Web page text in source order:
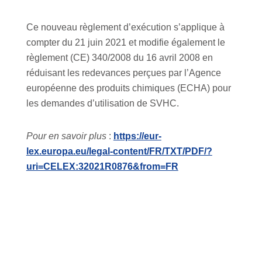
Ce nouveau règlement d’exécution s’applique à
compter du 21 juin 2021 et modifie également le
règlement (CE) 340/2008 du 16 avril 2008 en
réduisant les redevances perçues par l’Agence
européenne des produits chimiques (ECHA) pour
les demandes d’utilisation de SVHC.
Pour en savoir plus : https://eur-
lex.europa.eu/legal-content/FR/TXT/PDF/?
uri=CELEX:32021R0876&from=FR